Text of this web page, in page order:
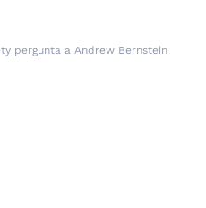
pergunta a Andrew Bernstein
a
pergunta